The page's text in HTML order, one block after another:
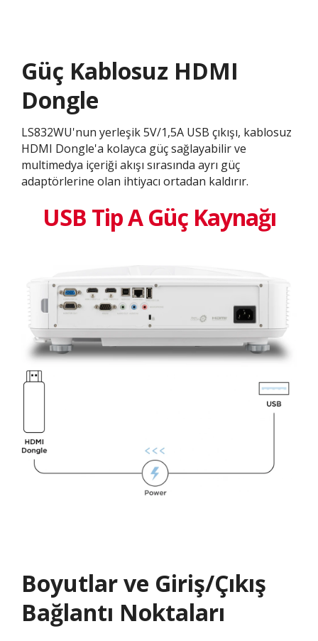
Güç Kablosuz HDMI
Dongle
LS832WU'nun yerleşik 5V/1,5A USB çıkışı, kablosuz
HDMI Dongle'a kolayca güç sağlayabilir ve
multimedya içeriği akışı sırasında ayrı güç
adaptörlerine olan ihtiyacı ortadan kaldırır.
USB Tip A Güç Kaynağı​​
Boyutlar ve Giriş/Çıkış
Bağlantı Noktaları